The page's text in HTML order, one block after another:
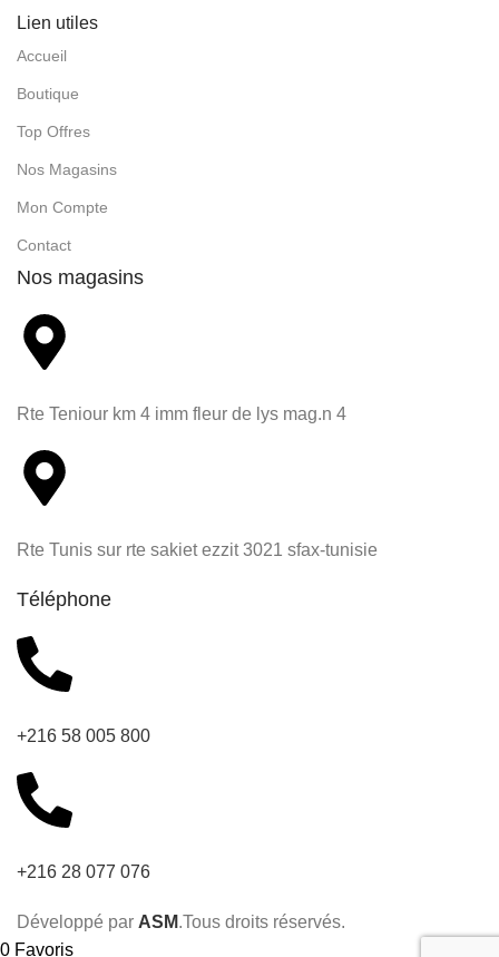
Lien utiles
Accueil
Boutique
Top Offres
Nos Magasins
Mon Compte
Contact
Nos magasins
Rte Teniour km 4 imm fleur de lys mag.n 4
Rte Tunis sur rte sakiet ezzit 3021 sfax-tunisie
Téléphone
+216 58 005 800
+216 28 077 076
Développé par ASM.Tous droits réservés.
0 Favoris